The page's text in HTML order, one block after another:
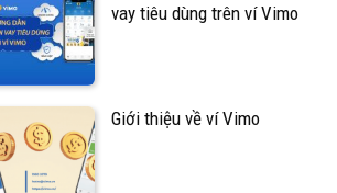
vay tiêu dùng trên ví Vimo
Giới thiệu về ví Vimo